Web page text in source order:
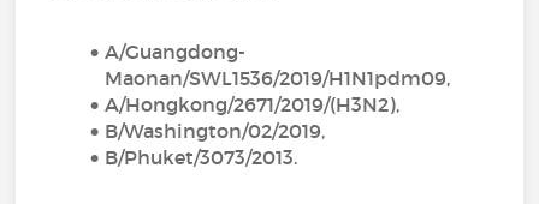
A/Guangdong-
Maonan/SWL1536/2019/H1N1pdm09,
A/Hongkong/2671/2019/(H3N2),
B/Washington/02/2019,
B/Phuket/3073/2013.